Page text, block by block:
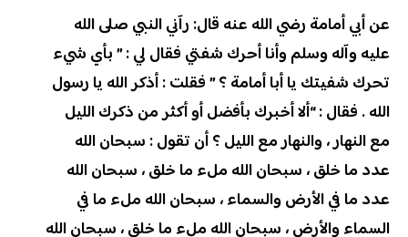
عن أبي أمامة رضي الله عنه قال: رآني النبي صلى الله
عليه وآله وسلم وأنا أحرك شفتي فقال لي : ” بأي شيء
تحرك شفيتك يا أبا أمامة ؟ ” فقلت : أذكر الله يا رسول
الله . فقال : “ألا أخبرك بأفضل أو أكثر من ذكرك الليل
مع النهار ، والنهار مع الليل ؟ أن تقول : سبحان الله
عدد ما خلق ، سبحان الله ملء ما خلق ، سبحان الله
عدد ما في الأرض والسماء ، سبحان الله ملء ما في
السماء والأرض ، سبحان الله ملء ما خلق ، سبحان الله